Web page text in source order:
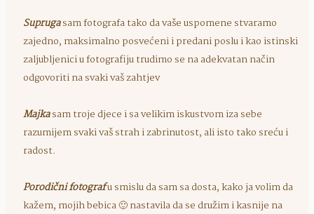
Suprugasam fotografa tako da vaše uspomene stvaramo
zajedno, maksimalno posvećeni i predani poslu i kao istinski
zaljubljenici u fotografiju trudimo se na adekvatan način
odgovoriti na svaki vaš zahtjev
Majkasam troje djece i sa velikim iskustvom iza sebe
razumijem svaki vaš strah i zabrinutost, ali isto tako sreću i
radost.
Porodični fotografu smislu da sam sa dosta, kako ja volim da
kažem, mojih bebica 🙂 nastavila da se družim i kasnije na